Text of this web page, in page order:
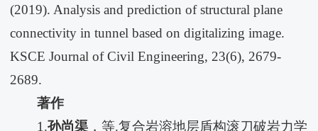
(2019). Analysis and prediction of structural plane
connectivity in tunnel based on digitalizing image.
KSCE Journal of Civil Engineering, 23(6), 2679-
2689.
著作
1.孙尚渠，等.复合岩溶地层盾构滚刀破岩力学